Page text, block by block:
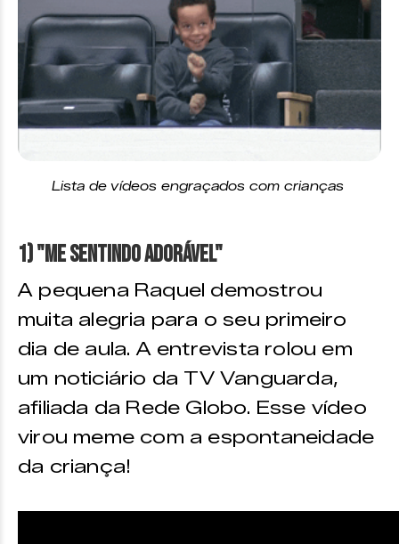
Lista de vídeos engraçados com crianças
1) "Me Sentindo Adorável"
A pequena Raquel demostrou
muita alegria para o seu primeiro
dia de aula. A entrevista rolou em
um noticiário da TV Vanguarda,
afiliada da Rede Globo. Esse vídeo
virou meme com a espontaneidade
da criança!